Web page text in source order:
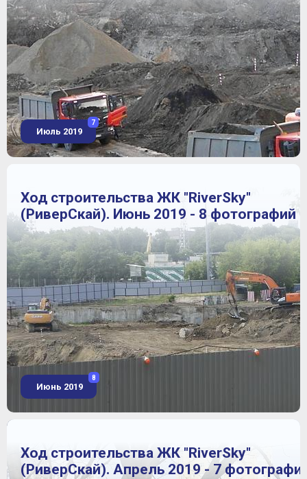
Июль 2019
7
Ход строительства ЖК "RiverSky"
(РиверСкай). Июнь 2019 - 8 фотографий
Июнь 2019
8
Ход строительства ЖК "RiverSky"
(РиверСкай). Апрель 2019 - 7